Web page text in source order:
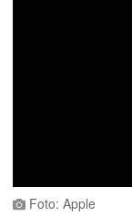
Foto: Apple